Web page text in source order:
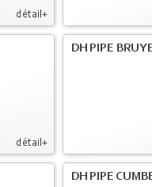
détail+
détail+
DH PIPE
DH PIPE